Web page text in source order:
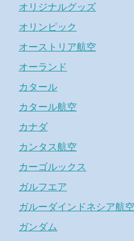
オリジナルグッズ
オリンピック
オーストリア航空
オーランド
カタール
カタール航空
カナダ
カンタス航空
カーゴルックス
ガルフエア
ガルーダインドネシア航空
ガンダム